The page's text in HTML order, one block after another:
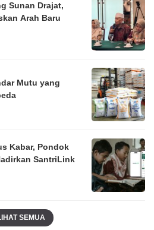
Sunan Drajat,
Arah Baru
Mutu yang
Kabar, Pondok
SantriLink
SEMUA